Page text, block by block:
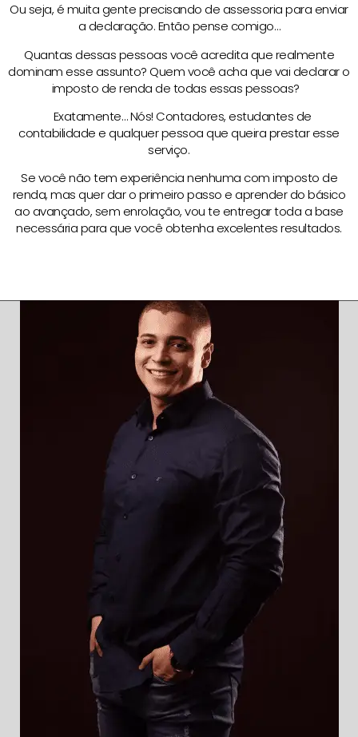
Ou seja, é muita gente precisando de assessoria para enviar
a declaração. Então pense comigo…
Quantas dessas pessoas você acredita que realmente
dominam esse assunto? Quem você acha que vai declarar o
imposto de renda de todas essas pessoas?
Exatamente… Nós! Contadores, estudantes de
contabilidade e qualquer pessoa que queira prestar esse
serviço.
Se você não tem experiência nenhuma com imposto de
renda, mas quer dar o primeiro passo e aprender do básico
ao avançado, sem enrolação, vou te entregar toda a base
necessária para que você obtenha excelentes resultados.